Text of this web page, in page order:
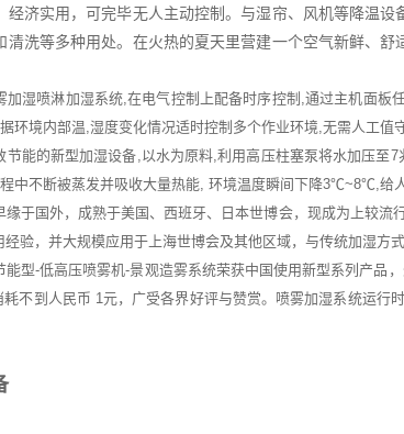
经济实用，可完毕无人主动控制。与湿帘、风机等降温
清洗等多种用处。在火热的夏天里营建一个空气新鲜、
加湿喷淋加湿系统,在电气控制上配备时序控制,通过主机面板
环境内部温,湿度变化情况适时控制多个作业环境,无需人工值
节能的新型加湿设备,以水为原料,利用高压柱塞泵将水加压至
中不断被蒸发并吸收大量热能, 环境温度瞬间下降3℃~8℃,给
于国外，成熟于美国、西班牙、日本世博会，现成为上较流
验，并大规模应用于上海世博会及其他区域，与传统加湿方
型-低高压喷雾机-景观造雾系统荣获中国使用新型系列产品
不到人民币 1元，广受各界好评与赞赏。喷雾加湿系统运行